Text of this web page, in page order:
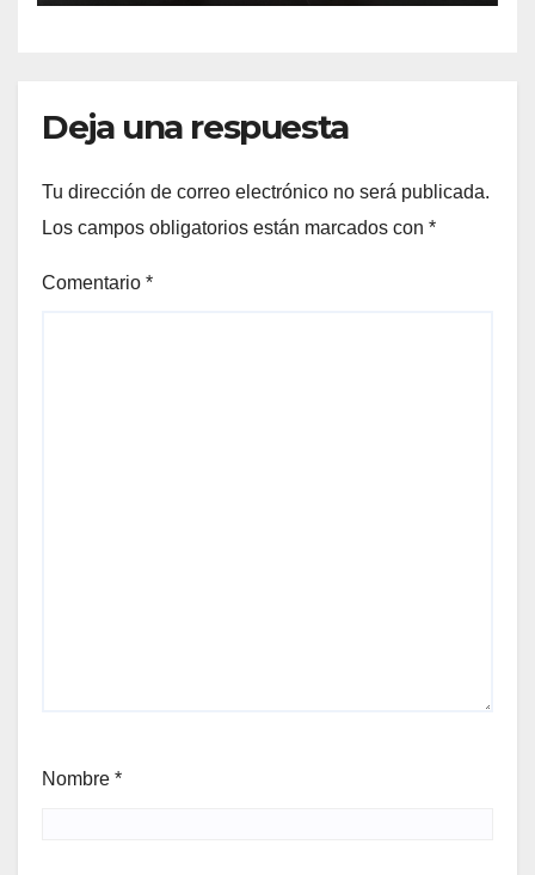
Deja una respuesta
Tu dirección de correo electrónico no será publicada.
Los campos obligatorios están marcados con *
Comentario *
Nombre *